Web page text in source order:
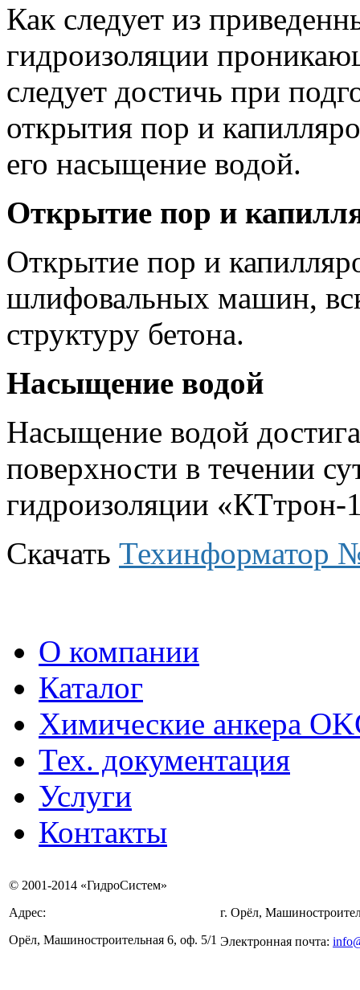
Как следует из
гидроизоляции
следует достичь при
открытия пор и
его насыщение водой.
Открытие пор и
Открытие пор и
шлифовальных машин,
структуру бетона.
Насыщение водой
Насыщение водой
поверхности в течении
гидроизоляции «КТтрон-
Скачать Техинформатор
О компании
Каталог
Химические анкера
Тех. документация
Услуги
Контакты
© 2001-2014 «ГидроСистем»
Адрес:
Орёл, Машиностроительная 6, оф. 5/1
г. Орёл,
Электронная почта: